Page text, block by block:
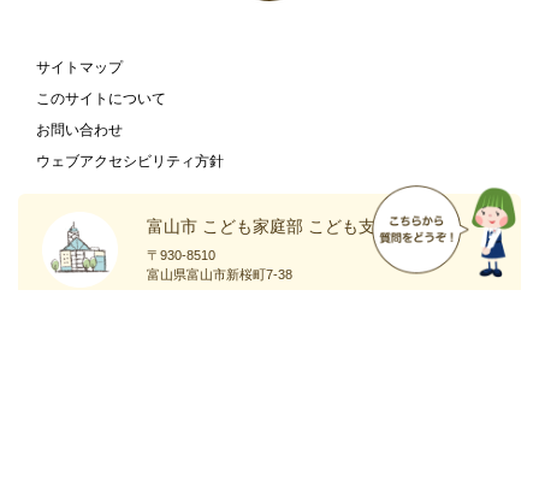
サイトマップ
このサイトについて
お問い合わせ
ウェブアクセシビリティ方針
富山市 こども家庭部 こども支援課
〒930-8510
富山県富山市新桜町7-38